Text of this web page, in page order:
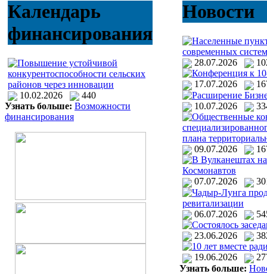
Календарь
финансирования
Повышение устойчивой
конкурентоспособности сельских
районов через инновации
10.02.2026
440
Узнать больше: Возможности
финансирования
Новости
Населенные
современных
28.07.2026
Конференция к
17.07.2026
Расширение
10.07.2026
Общественные
плана
09.07.2026
В Вулканештах
Космонавтов
07.07.2026
Чадыр-Лунга
ревитализации
06.07.2026
Состоялось
23.06.2026
10 лет вместе
19.06.2026
Узнать больше: